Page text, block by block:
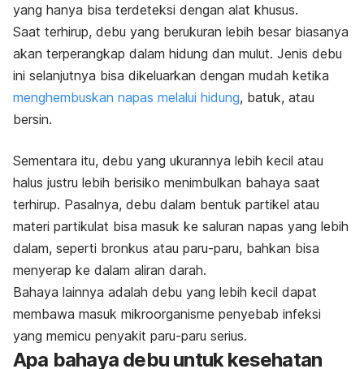
yang hanya bisa terdeteksi dengan alat khusus.
Saat terhirup, debu yang berukuran lebih besar biasanya
akan terperangkap dalam hidung dan mulut. Jenis debu
ini selanjutnya bisa dikeluarkan dengan mudah ketika
menghembuskan napas melalui hidung, batuk, atau
bersin.
Sementara itu, debu yang ukurannya lebih kecil atau
halus justru lebih berisiko menimbulkan bahaya saat
terhirup. Pasalnya, debu dalam bentuk partikel atau
materi partikulat bisa masuk ke saluran napas yang lebih
dalam, seperti bronkus atau paru-paru, bahkan bisa
menyerap ke dalam aliran darah.
Bahaya lainnya adalah debu yang lebih kecil dapat
membawa masuk mikroorganisme penyebab infeksi
yang memicu penyakit paru-paru serius.
Apa bahaya debu untuk kesehatan